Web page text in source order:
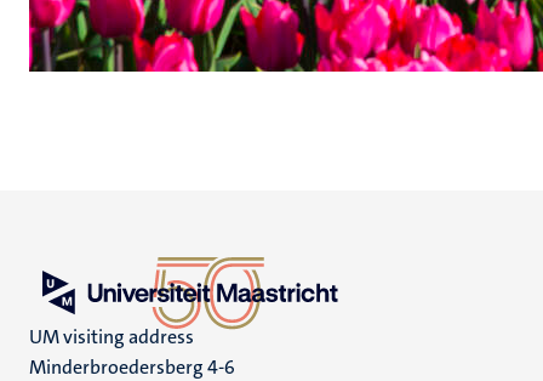
UM visiting address
Minderbroedersberg 4-6